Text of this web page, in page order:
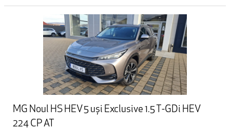
MG Noul HS HEV 5 uși Exclusive 1.5 T-GDi HEV
224 CP AT